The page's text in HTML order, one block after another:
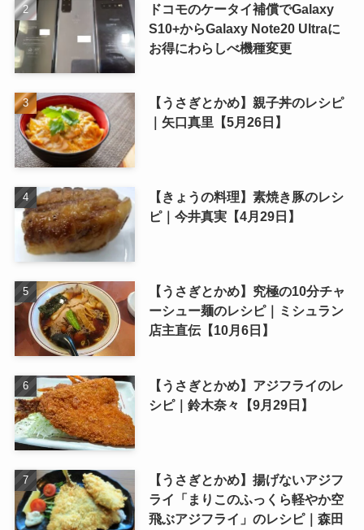
ドコモのケータイ補償でGalaxy
S10+からGalaxy Note20 Ultraに
お得にわらしべ機種変更
【うさぎとかめ】親子丼のレシピ
｜矢口真里【5月26日】
【きょうの料理】素焼き豚のレシ
ピ｜今井真実【4月29日】
【うさぎとかめ】究極の10分チャ
ーシュー麺のレシピ｜ミシュラン
店主直伝【10月6日】
【うさぎとかめ】アジフライのレ
シピ｜鈴木奈々【9月29日】
【うさぎとかめ】揚げないアジフ
ライ「まりこのふっくら軽やか空
飛ぶアジフライ」のレシピ｜森田